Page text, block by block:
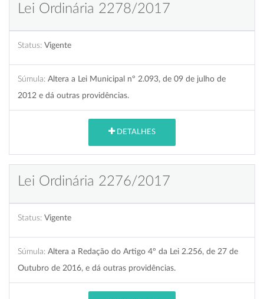
Lei Ordinária 2278/2017
Status: Vigente
Súmula: Altera a Lei Municipal nº 2.093, de 09 de julho de
2012 e dá outras providências.
DETALHES
Lei Ordinária 2276/2017
Status: Vigente
Súmula: Altera a Redação do Artigo 4º da Lei 2.256, de 27 de
Outubro de 2016, e dá outras providências.